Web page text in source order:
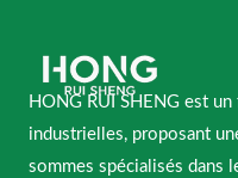
HONG RUI SHENG est
industrielles, proposant
sommes spécialisés dans